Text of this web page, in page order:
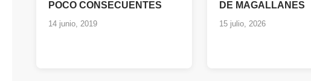
POCO CONSECUENTES
14 junio, 2019
DE MAGALLANES
15 julio, 2026